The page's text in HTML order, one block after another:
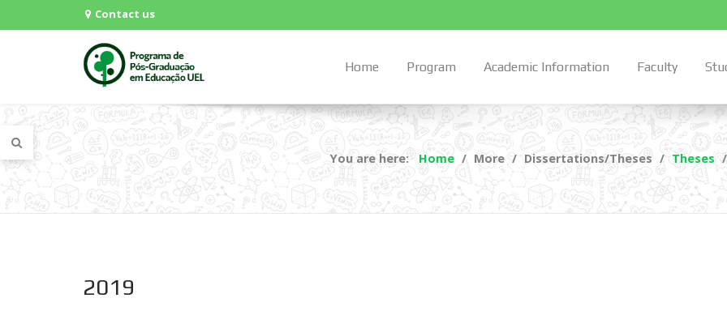
Contact us
Home Program Academic Information Faculty
You are here: Home More Dissertations/Theses Theses
2019